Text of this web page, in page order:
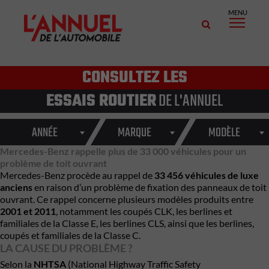
MENU
CONSULTEZ LES
ESSAIS ROUTIERDE L'ANNUEL
ANNÉE MARQUE MODÈLE
Mercedes-Benz rappelle plus de 33 000 véhicules pour un
problème de toit ouvrant
Mercedes-Benz procède au rappel de 33 456 véhicules de luxe
anciensen raison d’un problème de fixation des panneaux de toit
ouvrant. Ce rappel concerne plusieurs modèles produits entre
2001 et 2011, notamment les coupés CLK, les berlines et
familiales de la Classe E, les berlines CLS, ainsi que les berlines,
coupés et familiales de la Classe C.
LA CAUSE DU PROBLÈME ?
Selon la NHTSA (National Highway Traffic Safety